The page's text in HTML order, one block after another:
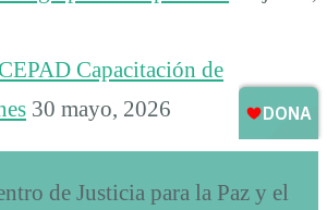
Capacitación de
30 mayo, 2026